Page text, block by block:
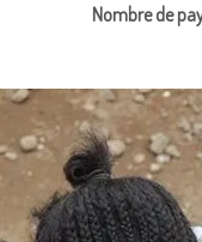
Nombre de